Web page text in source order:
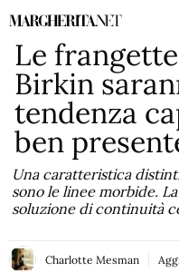
Vai
contenuto
Le
Birkin
tendenza
ben
Una caratteristica
sono le linee morbide.
soluzione di continuità
Charlotte Mesman